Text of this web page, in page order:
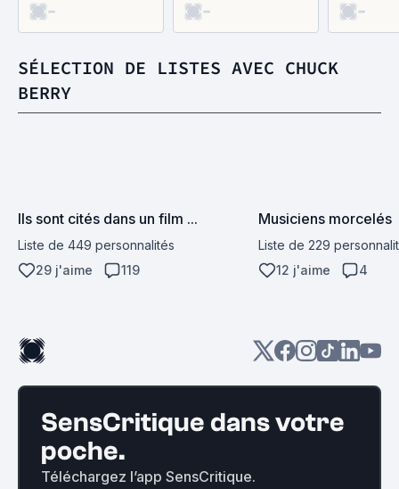
60 -
Berry
- -
SÉLECTION DE LISTES AVEC CHUCK
BERRY
Ils sont cités dans un film ...
Liste de 449 personnalités
29 j'aime
119
Musiciens morcelés
Liste de 229
12 j'aime
4
SensCritique dans votre
poche.
Téléchargez l’app SensCritique.